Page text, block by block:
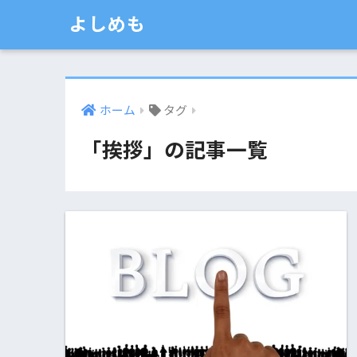
よしめも
ホーム タグ
「挨拶」の記事一覧